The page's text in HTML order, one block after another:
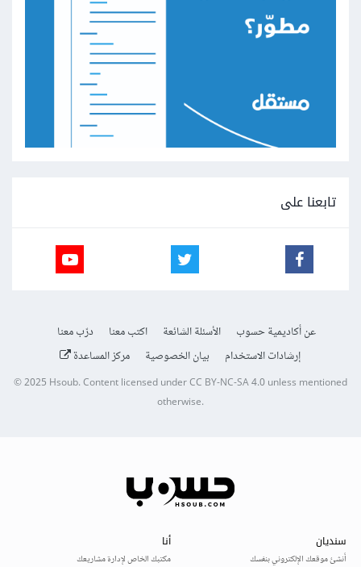
تابعنا على
عن أكاديمية حسوب الأسئلة الشائعة اكتب معنا
درّب معنا
إرشادات الاستخدام
بيان الخصوصية مركز المساعدة
© 2025Hsoub.Content licensed underCC BY-NC-SA 4.0unless mentioned
otherwise.